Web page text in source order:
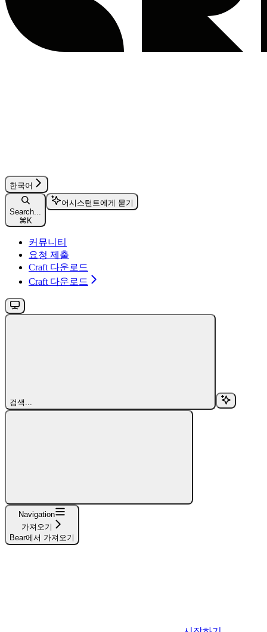
한국어
Search...
⌘K
어시스턴트에게 묻기
커뮤니티
요청 제출
Craft 다운로드
Craft 다운로드
검색...
Navigation
가져오기
Bear에서 가져오기